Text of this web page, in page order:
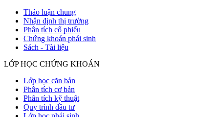
Thảo luận chung
Nhận định thị trường
Phân tích cổ phiếu
Chứng khoán phái sinh
Sách - Tài liệu
LỚP HỌC CHỨNG KHOÁN
Lớp học căn bản
Phân tích cơ bản
Phân tích kỹ thuật
Quy trình đầu tư